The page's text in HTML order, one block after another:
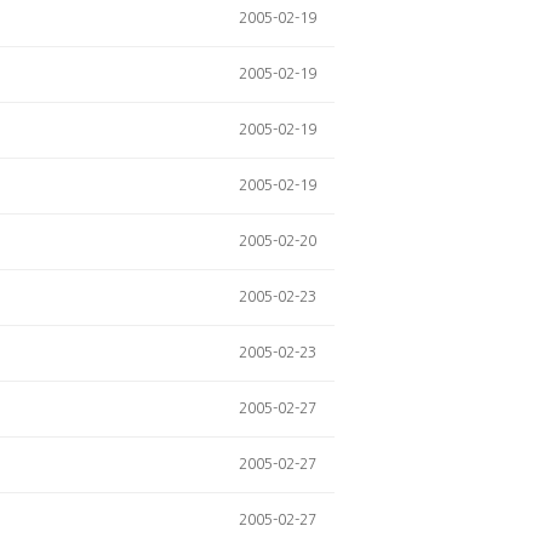
2005-02-19
2005-02-19
2005-02-19
2005-02-19
2005-02-20
2005-02-23
2005-02-23
2005-02-27
2005-02-27
2005-02-27